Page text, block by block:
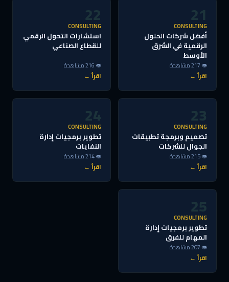
21
CONSULTING
أفضل شركات الحلول
الرقمية في الشرق
الأوسط
👁 217 مشاهدة
اقرأ ←
22
CONSULTING
استشارات التحول الرقمي
للقطاع الصناعي
👁 216 مشاهدة
اقرأ ←
23
CONSULTING
تصميم وبرمجة تطبيقات
الجوال للشركات
👁 215 مشاهدة
اقرأ ←
24
CONSULTING
تطوير برمجيات إدارة
النفايات
👁 214 مشاهدة
اقرأ ←
25
CONSULTING
تطوير برمجيات إدارة
المهام للفرق
👁 207 مشاهدة
اقرأ ←